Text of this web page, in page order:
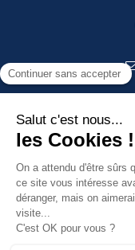
PRODUITS
VOTRE COMPTE
INFORMATIONS